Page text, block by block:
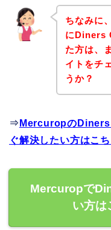
ちなみに
にDiners
た方は、
イトをチ
うか？
⇒ MercuropのDiners
ぐ解決したい方はこち
Mercuropで
い方は